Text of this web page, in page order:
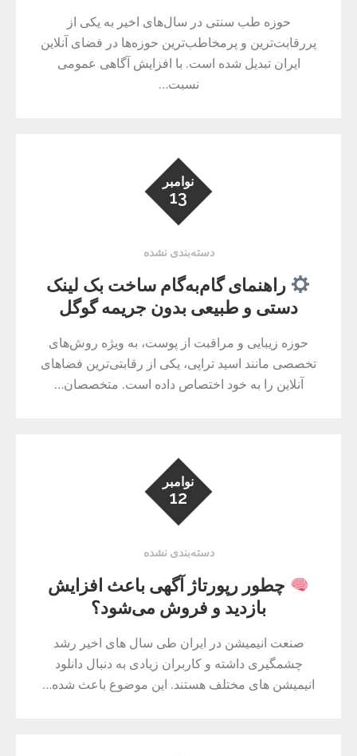
حوزه طب سنتی در سال‌های اخیر به یکی از
پررقابت‌ترین و پرمخاطب‌ترین حوزه‌ها در فضای آنلاین
ایران تبدیل شده است. با افزایش آگاهی عمومی
نسبت…
نوامبر
13
دسته‌بندی نشده
راهنمای گام‌به‌گام ساخت بک لینک
دستی و طبیعی بدون جریمه گوگل
حوزه زیبایی و مراقبت از پوست، به ویژه روش‌های
تخصصی مانند اسید تراپی، یکی از رقابتی‌ترین فضاهای
آنلاین را به خود اختصاص داده است. متخصصان…
نوامبر
12
دسته‌بندی نشده
چطور رپورتاژ آگهی باعث افزایش
بازدید و فروش می‌شود؟
صنعت انیمیشن در ایران طی سال های اخیر رشد
چشمگیری داشته و کاربران زیادی به دنبال دانلود
انیمیشن های مختلف هستند. این موضوع باعث شده…